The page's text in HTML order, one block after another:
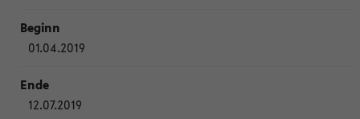
01.04.2019
12.07.2019